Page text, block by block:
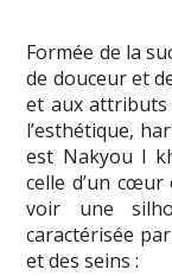
Formée de la
de douceur et
et aux attributs
l’esthétique,
est Nakyou l
celle d’un cœur
voir une
caractérisée
et des seins :